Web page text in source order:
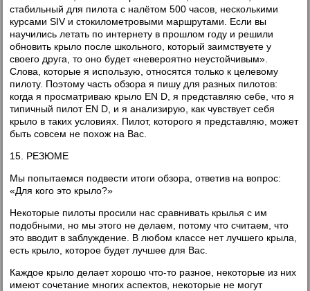
стабильный для пилота с налётом 500 часов, несколькими
курсами SIV и стокилометровыми маршрутами. Если вы
научились летать по интернету в прошлом году и решили
обновить крыло после школьного, который заимствуете у
своего друга, то оно будет «невероятно неустойчивым».
Слова, которые я использую, относятся только к целевому
пилоту. Поэтому часть обзора я пишу для разных пилотов:
когда я просматриваю крыло EN D, я представляю себе, что я
типичный пилот EN D, и я анализирую, как чувствует себя
крыло в таких условиях. Пилот, которого я представляю, может
быть совсем не похож на Вас.
15. РЕЗЮМЕ
Мы попытаемся подвести итоги обзора, ответив на вопрос:
«Для кого это крыло?»
Некоторые пилоты просили нас сравнивать крылья с им
подобными, но мы этого не делаем, потому что считаем, что
это вводит в заблуждение. В любом классе нет лучшего крыла,
есть крыло, которое будет лучшее для Вас.
Каждое крыло делает хорошо что-то разное, некоторые из них
имеют сочетание многих аспектов, некоторые не могут